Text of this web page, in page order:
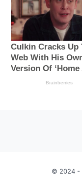
© 2024 -